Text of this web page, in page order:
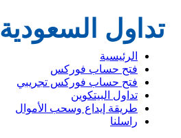
تداول السعودية
الرئيسية
فتح حساب فوركس
فتح حساب فوركس تجريبي
تداول البيتكوين
طريقة إيداع وسحب الأموال
راسلنا